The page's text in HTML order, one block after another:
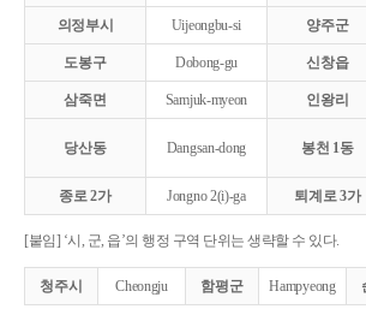
의정부시 Uijeongbu-si 양주군
도봉구 Dobong-gu 신창읍
삼죽면 Samjuk-myeon 인왕리
당산동 Dangsan-dong 봉천 1동
종로 2가 Jongno 2(i)-ga 퇴계로 3가
[붙임] ‘시, 군, 읍’의 행정 구역 단위는 생략할 수 있다.
청주시 Cheongju 함평군 Hampyeong